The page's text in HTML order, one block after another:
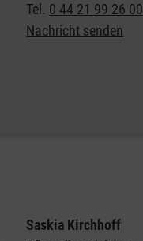
Tel. 0 44 21 99 26 00
Nachricht senden
Saskia Kirchhoff